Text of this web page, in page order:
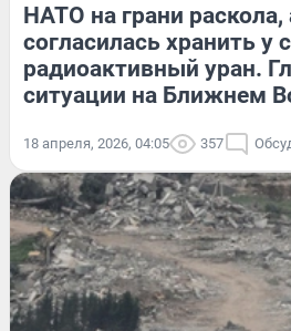
НАТО на грани раскола,
согласилась хранить у
радиоактивный уран.
ситуации на Ближнем
18 апреля, 2026, 04:05 357